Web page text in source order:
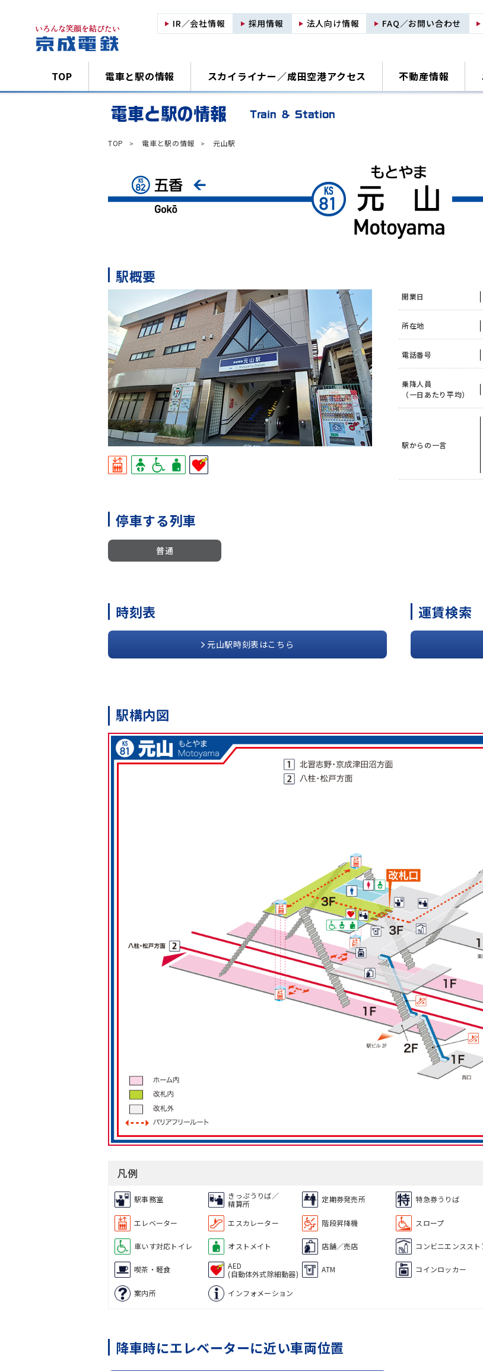
IR／会社情報 採用情報 法人向け情報 FAQ／お問い合わせ
TOP 電車と駅の情報 スカイライナー／成田空港アクセス 不動産情報
TOP 電車と駅の情報 元山駅
駅概要
開業日
所在地
電話番号
乗降人員
（一日あたり平均）
駅からの一言
停車する列車
普通
時刻表
元山駅時刻表はこちら
運賃検索
駅構内図
凡例
駅事務室
きっぷうりば／
精算所
定期券発売所 特急券うりば
エレベーター エスカレーター 階段昇降機 スロープ
車いす対応トイレ オストメイト 店舗／売店 コンビニエンススト
喫茶・軽食
AED
(自動体外式除細動器)
ATM コインロッカー
案内所 インフォメーション
降車時にエレベーターに近い車両位置